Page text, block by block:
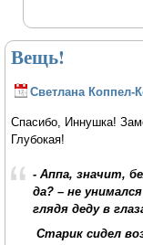
Вещь!
Светлана Коппел-
Спасибо, Иннушка!
Глубокая!
- Аппа, значит,
да? – не
глядя деду в
Старик сидел